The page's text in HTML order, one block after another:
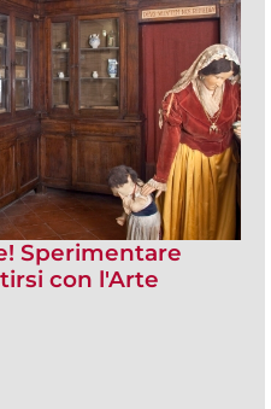
Sperimentare
con l'Arte